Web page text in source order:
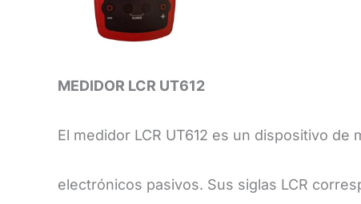
MEDIDOR LCR UT612
El medidor LCR UT612 es un dispositivo
electrónicos pasivos. Sus siglas LCR